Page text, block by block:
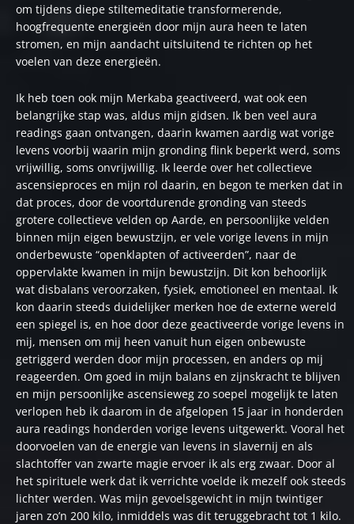
om tijdens diepe stiltemeditatie transformerende,
hoogfrequente energieën door mijn aura heen te laten
stromen, en mijn aandacht uitsluitend te richten op het
voelen van deze energieën.
Ik heb toen ook mijn Merkaba geactiveerd, wat ook een
belangrijke stap was, aldus mijn gidsen. Ik ben veel aura
readings gaan ontvangen, daarin kwamen aardig wat vorige
levens voorbij waarin mijn gronding flink beperkt werd, soms
vrijwillig, soms onvrijwillig. Ik leerde over het collectieve
ascensieproces en mijn rol daarin, en begon te merken dat in
dat proces, door de voortdurende gronding van steeds
grotere collectieve velden op Aarde, en persoonlijke velden
binnen mijn eigen bewustzijn, er vele vorige levens in mijn
onderbewuste “openklapten of activeerden”, naar de
oppervlakte kwamen in mijn bewustzijn. Dit kon behoorlijk
wat disbalans veroorzaken, fysiek, emotioneel en mentaal. Ik
kon daarin steeds duidelijker merken hoe de externe wereld
een spiegel is, en hoe door deze geactiveerde vorige levens in
mij, mensen om mij heen vanuit hun eigen onbewuste
getriggerd werden door mijn processen, en anders op mij
reageerden. Om goed in mijn balans en zijnskracht te blijven
en mijn persoonlijke ascensieweg zo soepel mogelijk te laten
verlopen heb ik daarom in de afgelopen 15 jaar in honderden
aura readings honderden vorige levens uitgewerkt. Vooral het
doorvoelen van de energie van levens in slavernij en als
slachtoffer van zwarte magie ervoer ik als erg zwaar. Door al
het spirituele werk dat ik verrichte voelde ik mezelf ook steeds
lichter werden. Was mijn gevoelsgewicht in mijn twintiger
jaren zo’n 200 kilo, inmiddels was dit teruggebracht tot 1 kilo.